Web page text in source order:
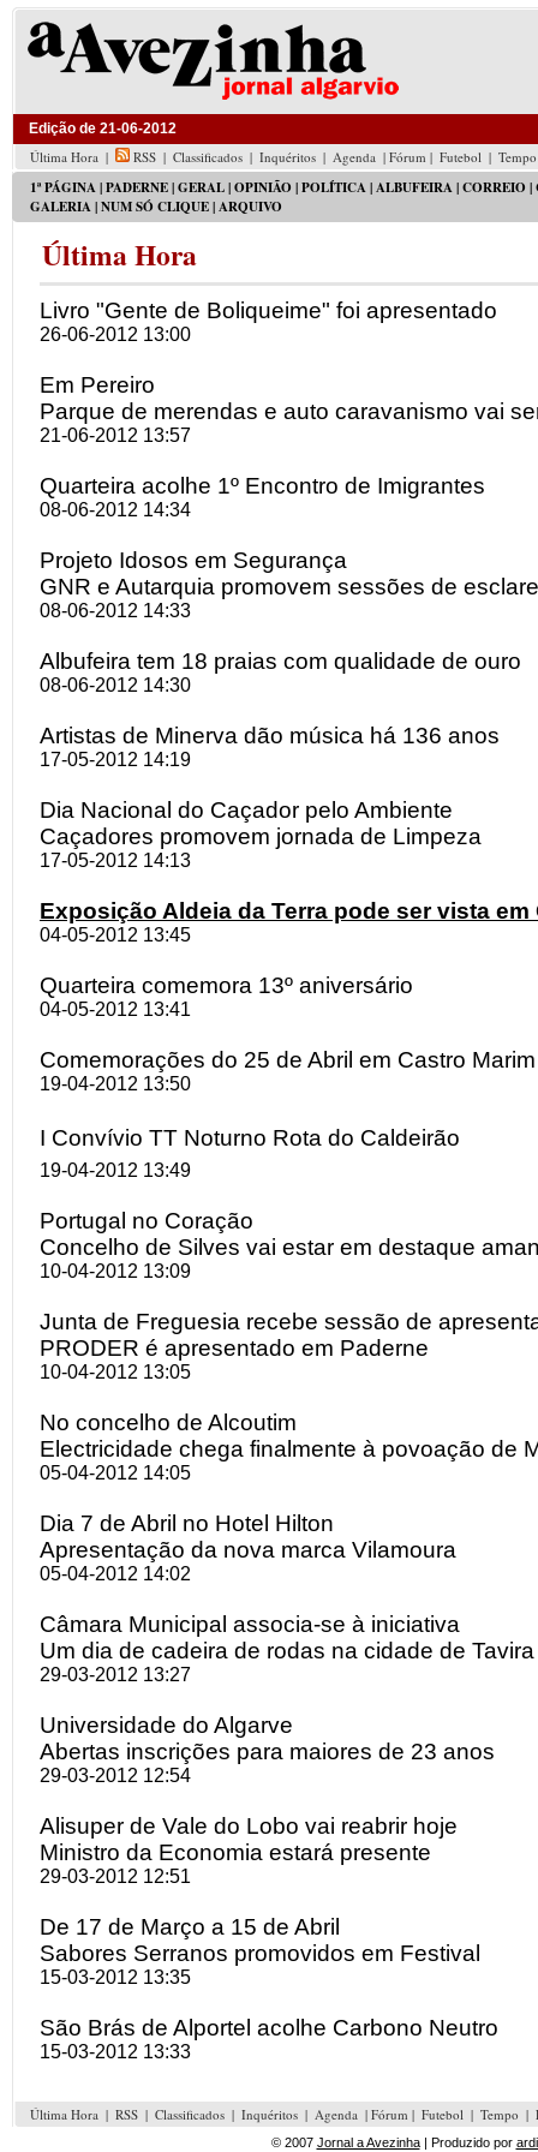
Edição de 21-06-2012
Última Hora | RSS | Classificados | Inquéritos | Agenda | Fórum | Futebol | Tempo
1ª PÁGINA| PADERNE |GERAL|OPINIÃO |POLÍTICA|ALBUFEIRA|CORREIO |
GALERIA|NUM SÓ CLIQUE|ARQUIVO
Última Hora
Livro "Gente de Boliqueime" foi apresentado
26-06-2012 13:00
Em Pereiro
Parque de merendas e auto caravanismo vai
21-06-2012 13:57
Quarteira acolhe 1º Encontro de Imigrantes
08-06-2012 14:34
Projeto Idosos em Segurança
GNR e Autarquia promovem sessões de
08-06-2012 14:33
Albufeira tem 18 praias com qualidade de ouro
08-06-2012 14:30
Artistas de Minerva dão música há 136 anos
17-05-2012 14:19
Dia Nacional do Caçador pelo Ambiente
Caçadores promovem jornada de Limpeza
17-05-2012 14:13
Exposição Aldeia da Terra pode ser vista em
04-05-2012 13:45
Quarteira comemora 13º aniversário
04-05-2012 13:41
Comemorações do 25 de Abril em Castro Marim
19-04-2012 13:50
I Convívio TT Noturno Rota do Caldeirão
19-04-2012 13:49
Portugal no Coração
Concelho de Silves vai estar em destaque
10-04-2012 13:09
Junta de Freguesia recebe sessão de
PRODER é apresentado em Paderne
10-04-2012 13:05
No concelho de Alcoutim
Electricidade chega finalmente à povoação de
05-04-2012 14:05
Dia 7 de Abril no Hotel Hilton
Apresentação da nova marca Vilamoura
05-04-2012 14:02
Câmara Municipal associa-se à iniciativa
Um dia de cadeira de rodas na cidade de Tavira
29-03-2012 13:27
Universidade do Algarve
Abertas inscrições para maiores de 23 anos
29-03-2012 12:54
Alisuper de Vale do Lobo vai reabrir hoje
Ministro da Economia estará presente
29-03-2012 12:51
De 17 de Março a 15 de Abril
Sabores Serranos promovidos em Festival
15-03-2012 13:35
São Brás de Alportel acolhe Carbono Neutro
15-03-2012 13:33
Última Hora | RSS | Classificados | Inquéritos | Agenda | Fórum | Futebol | Tempo |
© 2007 Jornal a Avezinha| Produzido por